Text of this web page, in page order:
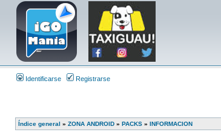
Identificarse Registrarse
Índice general » ZONA ANDROID » PACKS » INFORMACION